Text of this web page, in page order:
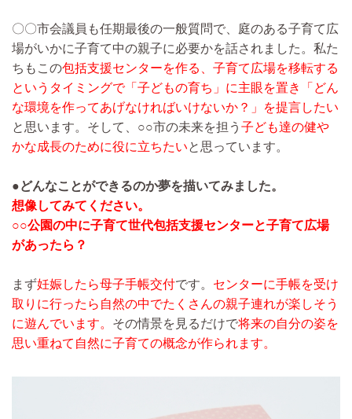
〇〇市会議員も任期最後の一般質問で、庭のある子育て広
場がいかに子育て中の親子に必要かを話されました。私た
ちもこの包括支援センターを作る、子育て広場を移転する
というタイミングで「子どもの育ち」に主眼を置き「どん
な環境を作ってあげなければいけないか？」を提言したい
と思います。そして、○○市の未来を担う 子ども達の健や
かな成長のために役に立ちたいと思っています。
●どんなことができるのか夢を描いてみました。
想像してみてください。
○○公園の中に子育て世代包括支援センターと子育て広場
があったら？
まず妊娠したら母子手帳交付です。 センターに手帳を受け
取りに行ったら自然の中でたくさんの親子連れが楽しそう
に遊んでいます。 その情景を見るだけで将来の自分の姿を
思い重ねて自然に子育ての概念が作られます。